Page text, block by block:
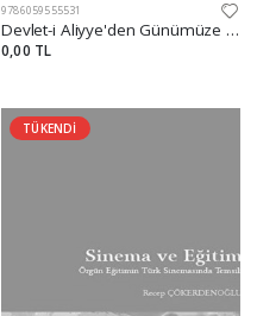
9786059555531
Devlet-i Aliyye'den Günümüze Hat Sanatı
0,00 TL
TÜKENDİ